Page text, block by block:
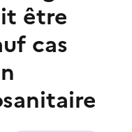
être
cas